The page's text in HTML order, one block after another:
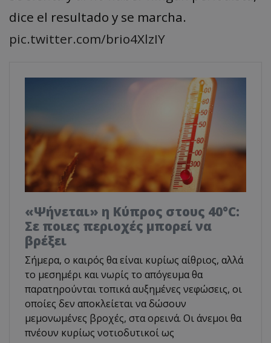
dice el resultado y se marcha.
pic.twitter.com/brio4XlzIY
«Ψήνεται» η Κύπρος στους 40°C:
Σε ποιες περιοχές μπορεί να
βρέξει
Σήμερα, ο καιρός θα είναι κυρίως αίθριος, αλλά
το μεσημέρι και νωρίς το απόγευμα θα
παρατηρούνται τοπικά αυξημένες νεφώσεις, οι
οποίες δεν αποκλείεται να δώσουν
μεμονωμένες βροχές, στα ορεινά. Οι άνεμοι θα
πνέουν κυρίως νοτιοδυτικοί ως